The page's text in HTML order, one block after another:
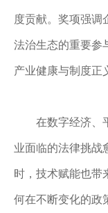
度贡献。奖项强调
法治生态的重要参
产业健康与制度正
在数字经济、
业面临的法律挑战
时，技术赋能也带
何在不断变化的政